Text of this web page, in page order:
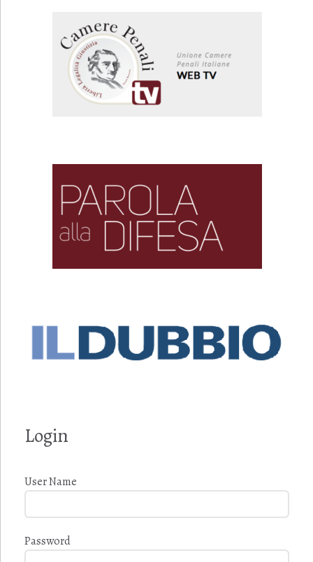
Login
User Name
Password